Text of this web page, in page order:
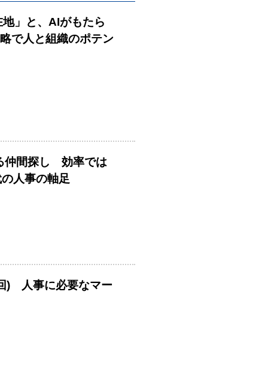
」と、AIがもたら
で人と組織のポテン
仲間探し 効率では
人事の軸足
) 人事に必要なマー